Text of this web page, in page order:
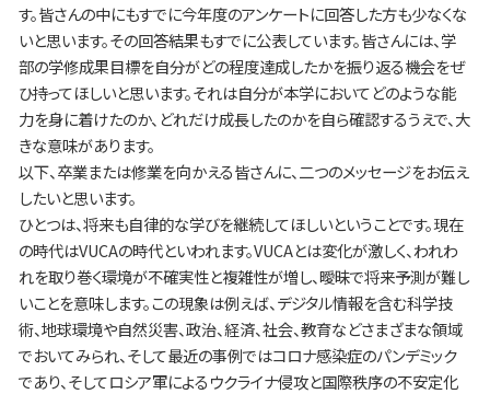
す。皆さんの中にもすでに今年度のアンケートに回答した方も少なくな
いと思います。その回答結果もすでに公表しています。皆さんには、学
部の学修成果目標を自分がどの程度達成したかを振り返る機会をぜ
ひ持ってほしいと思います。それは自分が本学においてどのような能
力を身に着けたのか、どれだけ成長したのかを自ら確認するうえで、大
きな意味があります。
以下、卒業または修業を向かえる皆さんに、二つのメッセージをお伝え
したいと思います。
ひとつは、将来も自律的な学びを継続してほしいということです。現在
の時代はVUCAの時代といわれます。VUCAとは変化が激しく、われわ
れを取り巻く環境が不確実性と複雑性が増し、曖昧で将来予測が難し
いことを意味します。この現象は例えば、デジタル情報を含む科学技
術、地球環境や自然災害、政治、経済、社会、教育などさまざまな領域
でおいてみられ、そして最近の事例ではコロナ感染症のパンデミック
であり、そしてロシア軍によるウクライナ侵攻と国際秩序の不安定化